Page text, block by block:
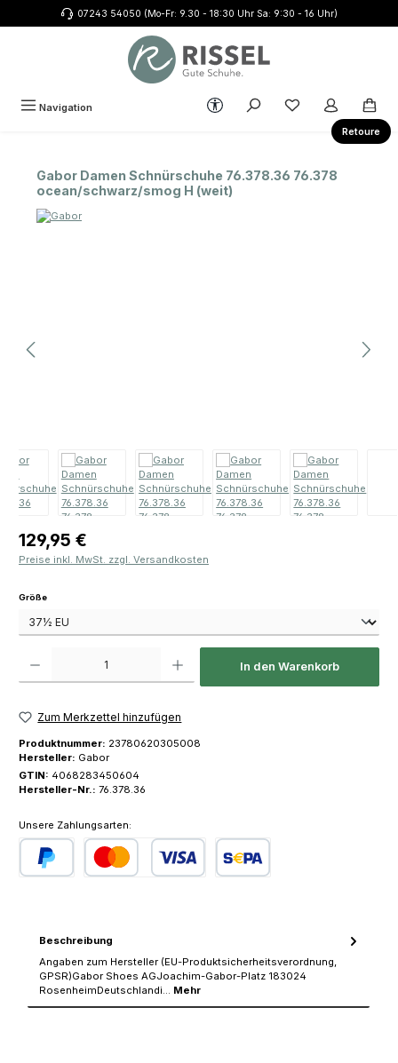
Zum Hauptinhalt springen07243 54050 (Mo-Fr: 9.30 - 18:30 Uhr Sa: 9:30 - 16 Uhr)
Retoure
Navigation Werkzeugleiste anzeigen
Du hast 0
Gabor Damen Schnürschuhe 76.378.36 76.378
ocean/schwarz/smog H (weit)
Regulärer Preis:
129,95 €
Preise inkl. MwSt. zzgl. Versandkosten
Größeauswählen
In den Warenkorb
Zum Merkzettel hinzufügen
Produktnummer: 23780620305008
Hersteller: Gabor
GTIN: 4068283450604
Hersteller-Nr.: 76.378.36
Unsere Zahlungsarten:
Beschreibung
Angaben zum Hersteller (EU-Produktsicherheitsverordnung,
GPSR)Gabor Shoes AGJoachim-Gabor-Platz 183024
RosenheimDeutschlandi… Mehr